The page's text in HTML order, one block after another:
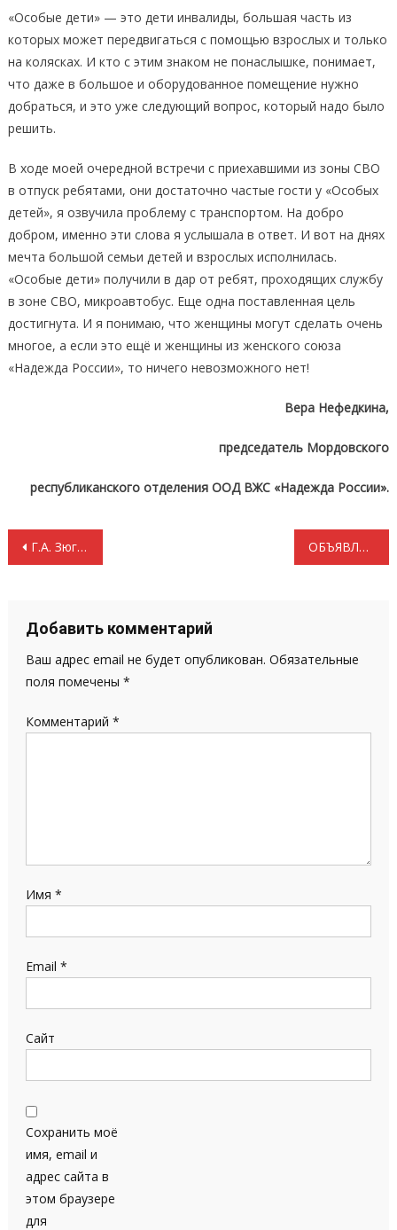
«Особые дети» — это дети инвалиды, большая часть из
которых может передвигаться с помощью взрослых и только
на колясках. И кто с этим знаком не понаслышке, понимает,
что даже в большое и оборудованное помещение нужно
добраться, и это уже следующий вопрос, который надо было
решить.
В ходе моей очередной встречи с приехавшими из зоны СВО
в отпуск ребятами, они достаточно частые гости у «Особых
детей», я озвучила проблему с транспортом. На добро
добром, именно эти слова я услышала в ответ. И вот на днях
мечта большой семьи детей и взрослых исполнилась.
«Особые дети» получили в дар от ребят, проходящих службу
в зоне СВО, микроавтобус. Еще одна поставленная цель
достигнута. И я понимаю, что женщины могут сделать очень
многое, а если это ещё и женщины из женского союза
«Надежда России», то ничего невозможного нет!
Вера Нефедкина,
председатель Мордовского
республиканского отделения ООД ВЖС «Надежда России».
Навигация
записям
Г.А. Зюганов: Нам нужен бюджет Победы! ОБЪЯВЛЕНИЕ
Добавить комментарий
Ваш адрес email не будет опубликован. Обязательные
поля помечены *
Комментарий *
Имя *
Email *
Сайт
Сохранить моё
имя, email и
адрес сайта в
этом браузере
для